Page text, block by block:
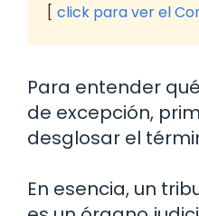
click para ver el
Para entender
de excepción,
desglosar el
En esencia, un